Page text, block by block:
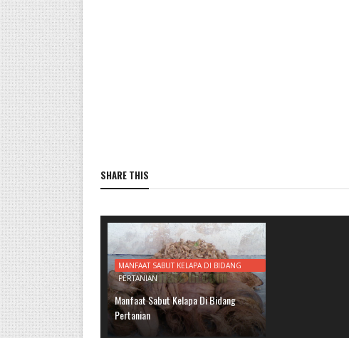
SHARE THIS
MANFAAT SABUT KELAPA DI BIDANG
PERTANIAN
Manfaat Sabut Kelapa Di Bidang
Pertanian